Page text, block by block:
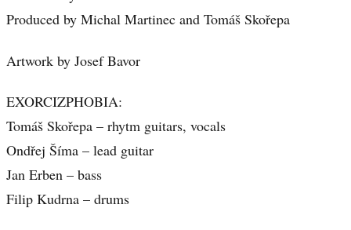
Produced by Michal Martinec and Tomáš Skořepa
Artwork by Josef Bavor
EXORCIZPHOBIA:
Tomáš Skořepa – rhytm guitars, vocals
Ondřej Šíma – lead guitar
Jan Erben – bass
Filip Kudrna – drums